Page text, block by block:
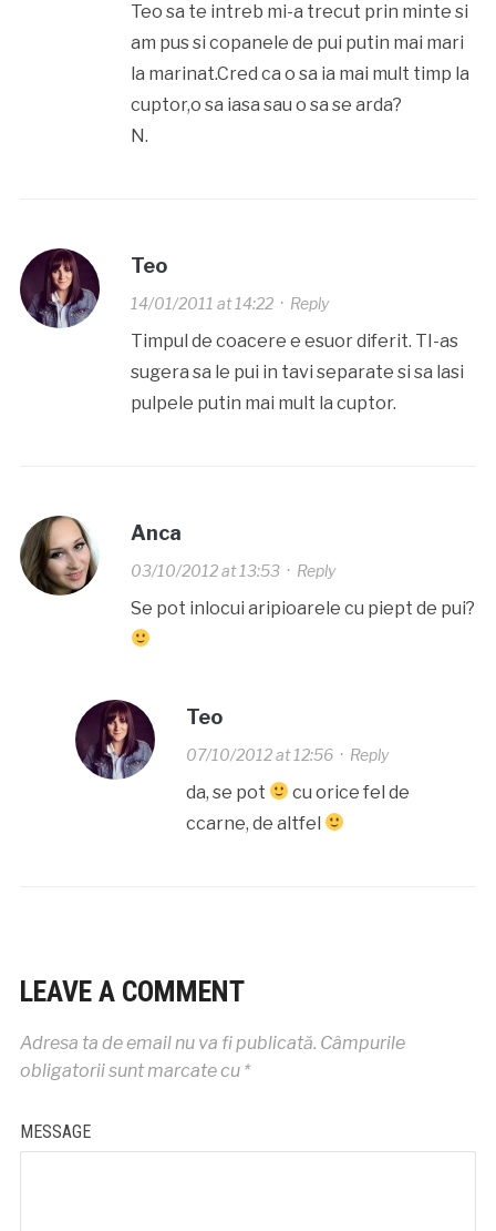
Teo sa te intreb mi-a trecut prin minte si
am pus si copanele de pui putin mai mari
la marinat.Cred ca o sa ia mai mult timp la
cuptor,o sa iasa sau o sa se arda?
N.
Teo
14/01/2011 at 14:22· Reply
Timpul de coacere e esuor diferit. TI-as
sugera sa le pui in tavi separate si sa lasi
pulpele putin mai mult la cuptor.
Anca
03/10/2012 at 13:53· Reply
Se pot inlocui aripioarele cu piept de pui?
Teo
07/10/2012 at 12:56· Reply
da, se pot
cu orice fel de
ccarne, de altfel
LEAVE A COMMENT
Adresa ta de email nu va fi publicată. Câmpurile
obligatorii sunt marcate cu *
MESSAGE